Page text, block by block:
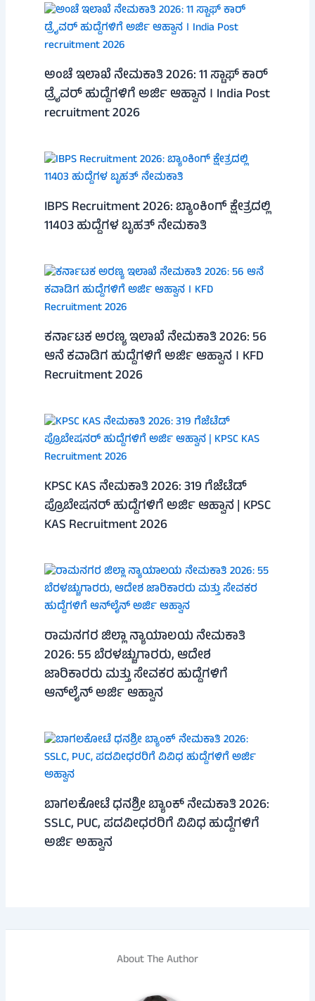
ಅಂಚೆ ಇಲಾಖೆ ನೇಮಕಾತಿ 2026: 11 ಸ್ಟಾಫ್ ಕಾರ್
ಡ್ರೈವರ್ ಹುದ್ದೆಗಳಿಗೆ ಅರ್ಜಿ ಆಹ್ವಾನ । India Post
recruitment 2026
IBPS Recruitment 2026: ಬ್ಯಾಂಕಿಂಗ್ ಕ್ಷೇತ್ರದಲ್ಲಿ
11403 ಹುದ್ದೆಗಳ ಬೃಹತ್ ನೇಮಕಾತಿ
ಕರ್ನಾಟಕ ಅರಣ್ಯ ಇಲಾಖೆ ನೇಮಕಾತಿ 2026: 56
ಆನೆ ಕವಾಡಿಗ ಹುದ್ದೆಗಳಿಗೆ ಅರ್ಜಿ ಆಹ್ವಾನ । KFD
Recruitment 2026
KPSC KAS ನೇಮಕಾತಿ 2026: 319 ಗೆಜೆಟೆಡ್
ಪ್ರೊಬೇಷನರ್ ಹುದ್ದೆಗಳಿಗೆ ಅರ್ಜಿ ಆಹ್ವಾನ | KPSC
KAS Recruitment 2026
ರಾಮನಗರ ಜಿಲ್ಲಾ ನ್ಯಾಯಾಲಯ ನೇಮಕಾತಿ
2026: 55 ಬೆರಳಚ್ಚುಗಾರರು, ಆದೇಶ
ಜಾರಿಕಾರರು ಮತ್ತು ಸೇವಕರ ಹುದ್ದೆಗಳಿಗೆ
ಆನ್‌ಲೈನ್ ಅರ್ಜಿ ಆಹ್ವಾನ
ಬಾಗಲಕೋಟೆ ಧನಶ್ರೀ ಬ್ಯಾಂಕ್ ನೇಮಕಾತಿ 2026:
SSLC, PUC, ಪದವೀಧರರಿಗೆ ವಿವಿಧ ಹುದ್ದೆಗಳಿಗೆ
ಅರ್ಜಿ ಅಹ್ವಾನ
About The Author